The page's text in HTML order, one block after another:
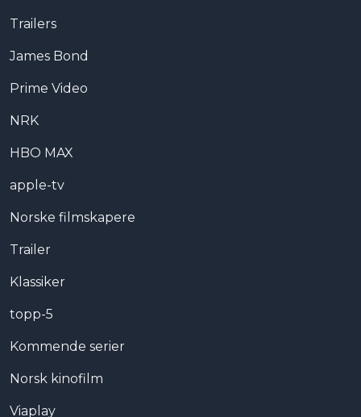
Trailers
James Bond
Prime Video
NRK
HBO MAX
apple-tv
Norske filmskapere
Trailer
Klassiker
topp-5
Kommende serier
Norsk kinofilm
Viaplay